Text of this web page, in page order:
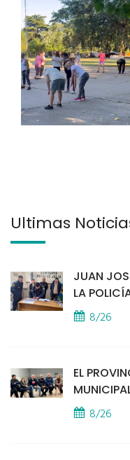
Últimas
JUAN
LA
8/26
EL
SEGURIDAD
8/26